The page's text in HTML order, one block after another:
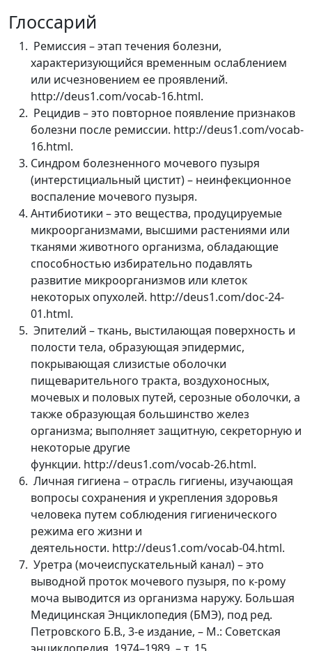
Глоссарий
Ремиссия – этап течения болезни,
характеризующийся временным ослаблением
или исчезновением ее проявлений.
http://deus1.com/vocab-16.html.
Рецидив – это повторное появление признаков
болезни после ремиссии. http://deus1.com/vocab-
16.html.
Синдром болезненного мочевого пузыря
(интерстициальный цистит) – неинфекционное
воспаление мочевого пузыря.
Антибиотики – это вещества, продуцируемые
микроорганизмами, высшими растениями или
тканями животного организма, обладающие
способностью избирательно подавлять
развитие микроорганизмов или клеток
некоторых опухолей. http://deus1.com/doc-24-
01.html.
Эпителий – ткань, выстилающая поверхность и
полости тела, образующая эпидермис,
покрывающая слизистые оболочки
пищеварительного тракта, воздухоносных,
мочевых и половых путей, серозные оболочки, а
также образующая большинство желез
организма; выполняет защитную, секреторную и
некоторые другие
функции. http://deus1.com/vocab-26.html.
Личная гигиена – отрасль гигиены, изучающая
вопросы сохранения и укрепления здоровья
человека путем соблюдения гигиенического
режима его жизни и
деятельности. http://deus1.com/vocab-04.html.
Уретра (мочеиспускательный канал) – это
выводной проток мочевого пузыря, по к-рому
моча выводится из организма наружу. Большая
Медицинская Энциклопедия (БМЭ), под ред.
Петровского Б.В., 3-е издание, – М.: Советская